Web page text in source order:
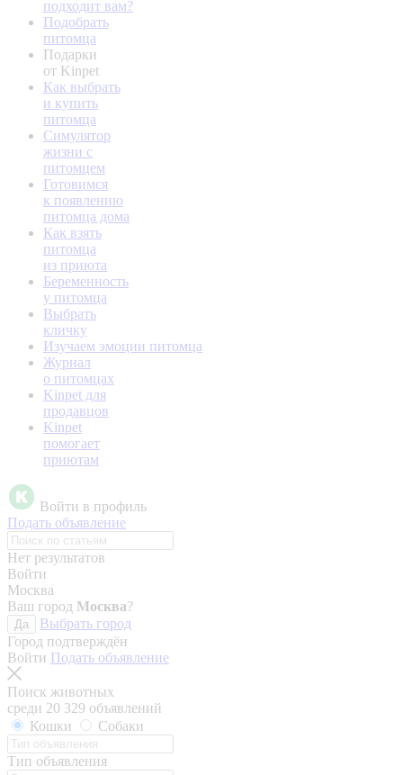
подходит вам?
Подобрать
питомца
Подарки
от Kinpet
Как выбрать
и купить
питомца
Симулятор
жизни с
питомцем
Готовимся
к появлению
питомца дома
Как взять
питомца
из приюта
Беременность
у питомца
Выбрать
кличку
Изучаем эмоции питомца
Журнал
о питомцах
Kinpet для
продавцов
Kinpet
помогает
приютам
Войти в профиль
Подать объявление
Нет результатов
Войти
Москва
Ваш город Москва?
Да
Выбрать город
Город подтверждён
Войти Подать объявление
Поиск животных
среди 20 329 объявлений
Кошки
Собаки
Тип объявления